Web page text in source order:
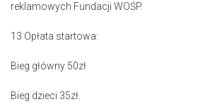
reklamowych Fundacji WOŚP.
13 Opłata startowa:
Bieg główny 50zł
Bieg dzieci 35zł.